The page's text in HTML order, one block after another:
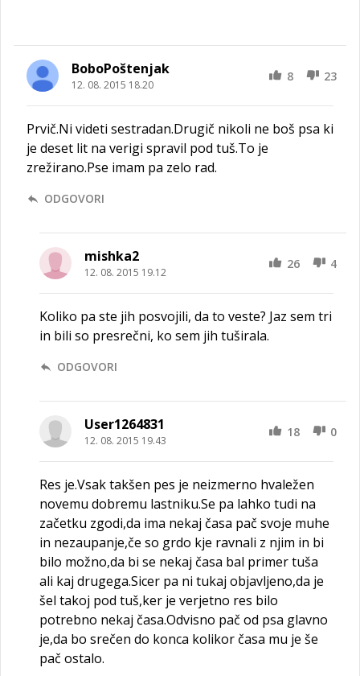
BoboPoštenjak
12. 08. 2015 18.20
8 23
Prvič.Ni videti sestradan.Drugič nikoli ne boš psa ki
je deset lit na verigi spravil pod tuš.To je
zrežirano.Pse imam pa zelo rad.
ODGOVORI
mishka2
12. 08. 2015 19.12
26 4
Koliko pa ste jih posvojili, da to veste? Jaz sem tri
in bili so presrečni, ko sem jih tuširala.
ODGOVORI
User1264831
12. 08. 2015 19.43
18 0
Res je.Vsak takšen pes je neizmerno hvaležen
novemu dobremu lastniku.Se pa lahko tudi na
začetku zgodi,da ima nekaj časa pač svoje muhe
in nezaupanje,če so grdo kje ravnali z njim in bi
bilo možno,da bi se nekaj časa bal primer tuša
ali kaj drugega.Sicer pa ni tukaj objavljeno,da je
šel takoj pod tuš,ker je verjetno res bilo
potrebno nekaj časa.Odvisno pač od psa glavno
je,da bo srečen do konca kolikor časa mu je še
pač ostalo.